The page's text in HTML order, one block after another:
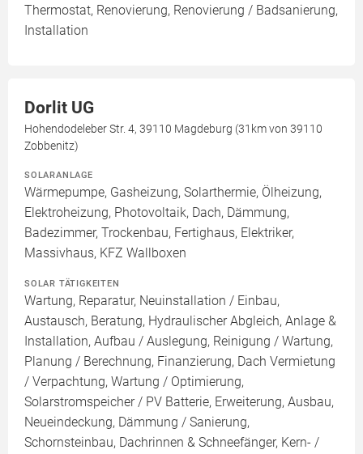
Thermostat, Renovierung, Renovierung / Badsanierung,
Installation
Dorlit UG
Hohendodeleber Str. 4, 39110 Magdeburg (31km von 39110
Zobbenitz)
SOLARANLAGE
Wärmepumpe, Gasheizung, Solarthermie, Ölheizung,
Elektroheizung, Photovoltaik, Dach, Dämmung,
Badezimmer, Trockenbau, Fertighaus, Elektriker,
Massivhaus, KFZ Wallboxen
SOLAR TÄTIGKEITEN
Wartung, Reparatur, Neuinstallation / Einbau,
Austausch, Beratung, Hydraulischer Abgleich, Anlage &
Installation, Aufbau / Auslegung, Reinigung / Wartung,
Planung / Berechnung, Finanzierung, Dach Vermietung
/ Verpachtung, Wartung / Optimierung,
Solarstromspeicher / PV Batterie, Erweiterung, Ausbau,
Neueindeckung, Dämmung / Sanierung,
Schornsteinbau, Dachrinnen & Schneefänger, Kern- /